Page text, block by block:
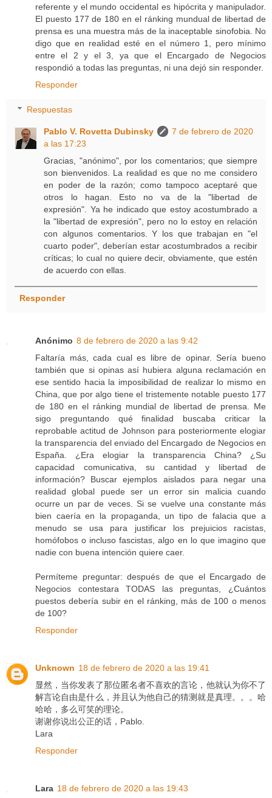
referente y el mundo occidental es hipócrita y manipulador.
El puesto 177 de 180 en el ránking mundual de libertad de
prensa es una muestra más de la inaceptable sinofobia. No
digo que en realidad esté en el número 1, pero mínimo
entre el 2 y el 3, ya que el Encargado de Negocios
respondió a todas las preguntas, ni una dejó sin responder.
Responder
Respuestas
Pablo V. Rovetta Dubinsky
7 de febrero de 2020
a las 17:23
Gracias, "anónimo", por los comentarios; que siempre
son bienvenidos. La realidad es que no me considero
en poder de la razón; como tampoco aceptaré que
otros lo hagan. Esto no va de la "libertad de
expresión". Ya he indicado que estoy acostumbrado a
la "libertad de expresión", pero no lo estoy en relación
con algunos comentarios. Y los que trabajan en "el
cuarto poder", deberían estar acostumbrados a recibir
críticas; lo cual no quiere decir, obviamente, que estén
de acuerdo con ellas.
Responder
Anónimo 8 de febrero de 2020 a las 9:42
Faltaría más, cada cual es libre de opinar. Sería bueno
también que si opinas así hubiera alguna reclamación en
ese sentido hacia la imposibilidad de realizar lo mismo en
China, que por algo tiene el tristemente notable puesto 177
de 180 en el ránking mundial de libertad de prensa. Me
sigo preguntando qué finalidad buscaba criticar la
reprobable actitud de Johnson para posteriormente elogiar
la transparencia del enviado del Encargado de Negocios en
España. ¿Era elogiar la transparencia China? ¿Su
capacidad comunicativa, su cantidad y libertad de
información? Buscar ejemplos aislados para negar una
realidad global puede ser un error sin malicia cuando
ocurre un par de veces. Si se vuelve una constante más
bien caería en la propaganda, un tipo de falacia que a
menudo se usa para justificar los prejuicios racistas,
homófobos o incluso fascistas, algo en lo que imagino que
nadie con buena intención quiere caer.
Permíteme preguntar: después de que el Encargado de
Negocios contestara TODAS las preguntas, ¿Cuántos
puestos debería subir en el ránking, más de 100 o menos
de 100?
Responder
Unknown 18 de febrero de 2020 a las 19:41
显然，当你发表了那位匿名者不喜欢的言论，他就认为你不了
解言论自由是什么，并且认为他自己的猜测就是真理。。。哈
哈哈，多么可笑的理论。
谢谢你说出公正的话，Pablo.
Lara
Responder
Lara 18 de febrero de 2020 a las 19:43